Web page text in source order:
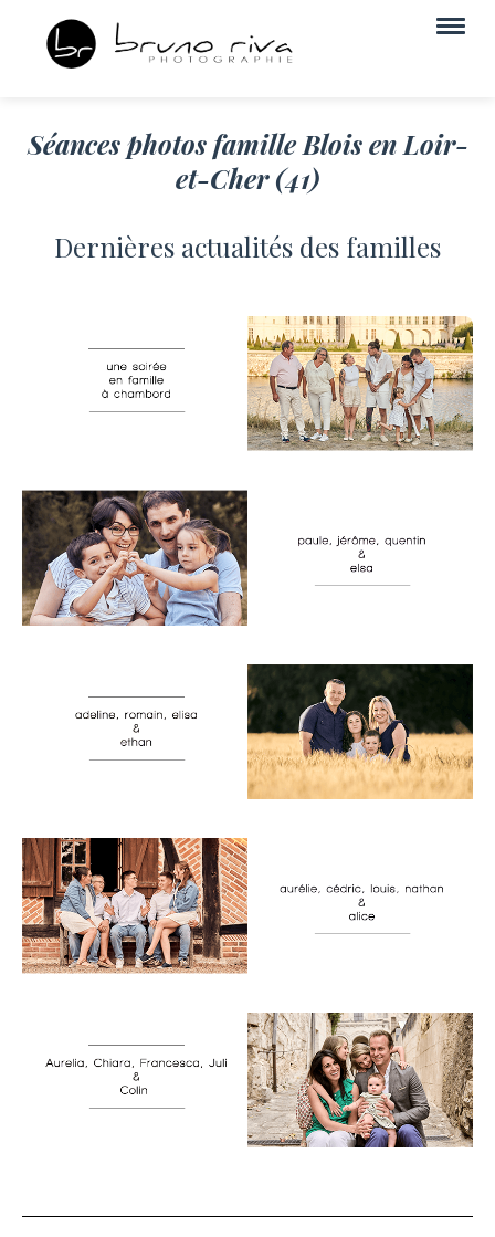
Séances photos famille Blois en Loir-
et-Cher (41)
Dernières actualités des familles